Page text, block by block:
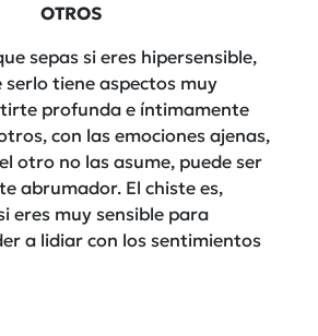
OTROS
sepas si eres hipersensible,
serlo tiene aspectos muy
profunda e íntimamente
con las emociones ajenas,
otro no las asume, puede ser
abrumador. El chiste es,
eres muy sensible para
a lidiar con los sentimientos